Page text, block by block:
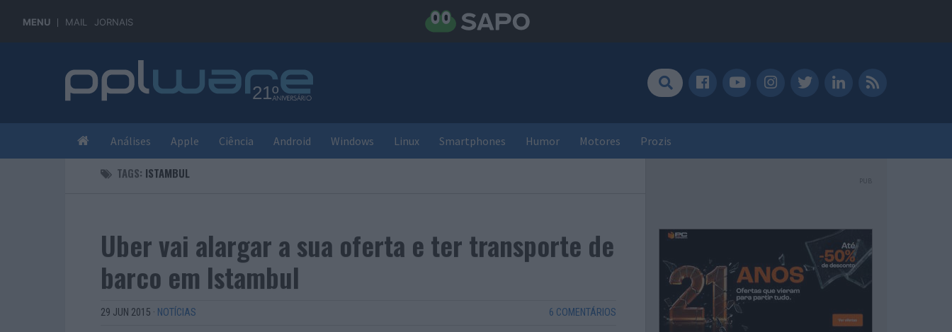
MENU MAIL JORNAIS
Análises Apple Ciência Android Windows Linux Smartphones Humor Motores Prozis
TAGS: ISTAMBUL
Uber vai alargar a sua oferta e ter transporte de
barco em Istambul
29 JUN 2015 · NOTÍCIAS 6 COMENTÁRIOS
PUB